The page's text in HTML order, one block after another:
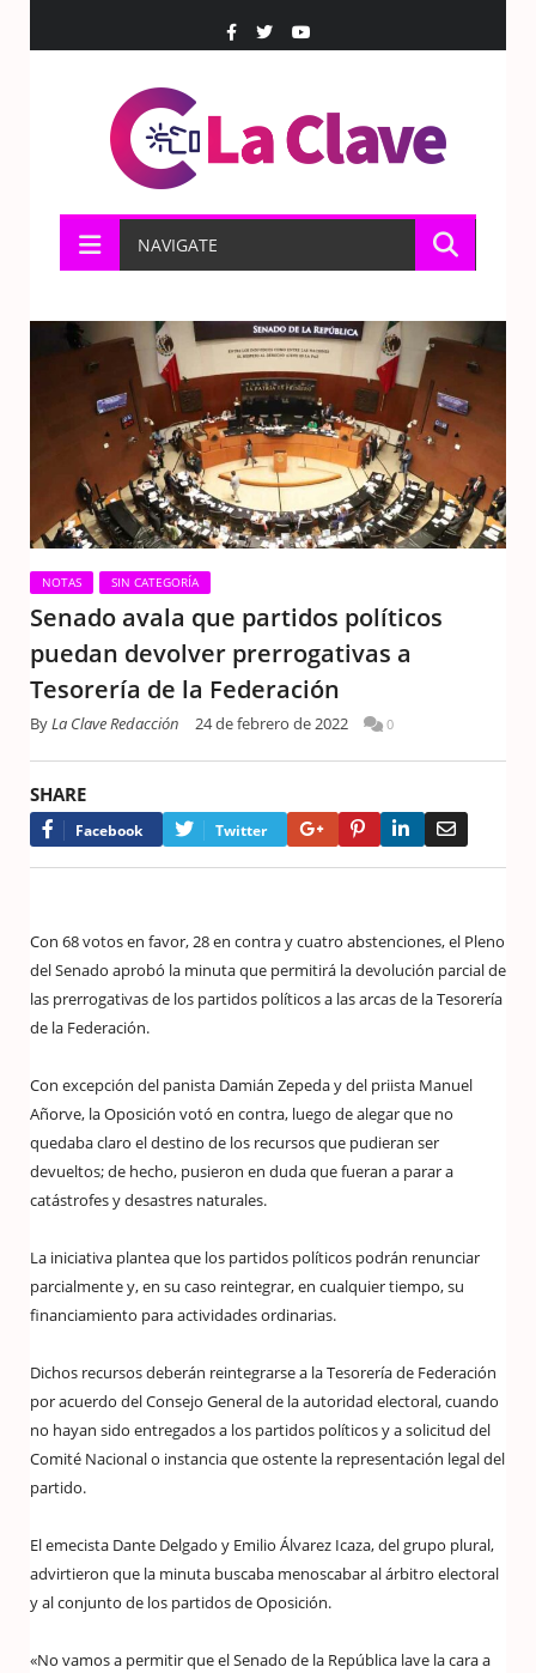
NAVIGATE
NOTAS SIN CATEGORÍA
Senado avala que partidos políticos
puedan devolver prerrogativas a
Tesorería de la Federación
ByLa Clave Redacción 24 de febrero de 2022 0
SHARE
Facebook Twitter Google+PinterestLinkedIn
Con 68 votos en favor, 28 en contra y cuatro abstenciones, el Pleno
del Senado aprobó la minuta que permitirá la devolución parcial de
las prerrogativas de los partidos políticos a las arcas de la Tesorería
de la Federación.
Con excepción del panista Damián Zepeda y del priista Manuel
Añorve, la Oposición votó en contra, luego de alegar que no
quedaba claro el destino de los recursos que pudieran ser
devueltos; de hecho, pusieron en duda que fueran a parar a
catástrofes y desastres naturales.
La iniciativa plantea que los partidos políticos podrán renunciar
parcialmente y, en su caso reintegrar, en cualquier tiempo, su
financiamiento para actividades ordinarias.
Dichos recursos deberán reintegrarse a la Tesorería de Federación
por acuerdo del Consejo General de la autoridad electoral, cuando
no hayan sido entregados a los partidos políticos y a solicitud del
Comité Nacional o instancia que ostente la representación legal del
partido.
El emecista Dante Delgado y Emilio Álvarez Icaza, del grupo plural,
advirtieron que la minuta buscaba menoscabar al árbitro electoral
y al conjunto de los partidos de Oposición.
«No vamos a permitir que el Senado de la República lave la cara a